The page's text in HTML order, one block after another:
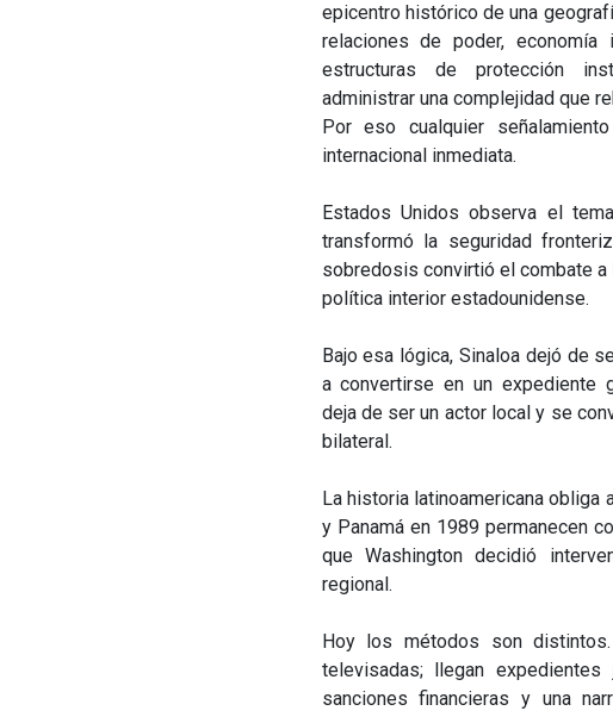
epicentro histórico de una
relaciones de poder,
estructuras de protección
administrar una complejidad que
Por eso cualquier
internacional inmediata.
Estados Unidos observa el
transformó la seguridad
sobredosis convirtió el combate
política interior estadounidense.
Bajo esa lógica, Sinaloa dejó de
a convertirse en un expediente
deja de ser un actor local y se
bilateral.
La historia latinoamericana obliga
y Panamá en 1989 permanecen
que Washington decidió
regional.
Hoy los métodos son
televisadas; llegan
sanciones financieras y una